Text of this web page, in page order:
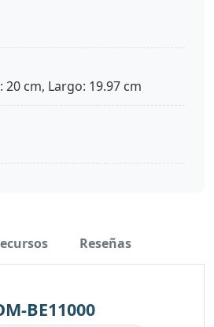
20 cm, Largo: 19.97 cm
Reseñas
BE11000